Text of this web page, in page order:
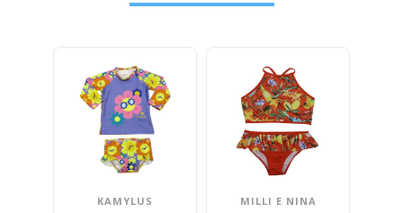
KAMYLUS MILLI E NINA